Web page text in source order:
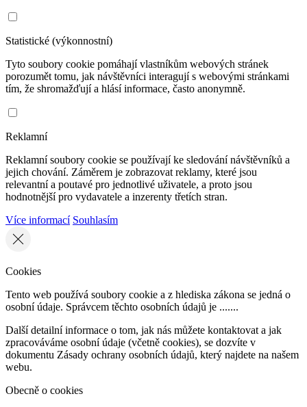
Statistické (výkonnostní)
Tyto soubory cookie pomáhají vlastníkům webových stránek
porozumět tomu, jak návštěvníci interagují s webovými stránkami
tím, že shromažďují a hlásí informace, často anonymně.
Reklamní
Reklamní soubory cookie se používají ke sledování návštěvníků a
jejich chování. Záměrem je zobrazovat reklamy, které jsou
relevantní a poutavé pro jednotlivé uživatele, a proto jsou
hodnotnější pro vydavatele a inzerenty třetích stran.
Více informací Souhlasím
Cookies
Tento web používá soubory cookie a z hlediska zákona se jedná o
osobní údaje. Správcem těchto osobních údajů je .......
Další detailní informace o tom, jak nás můžete kontaktovat a jak
zpracováváme osobní údaje (včetně cookies), se dozvíte v
dokumentu Zásady ochrany osobních údajů, který najdete na našem
webu.
Obecně o cookies